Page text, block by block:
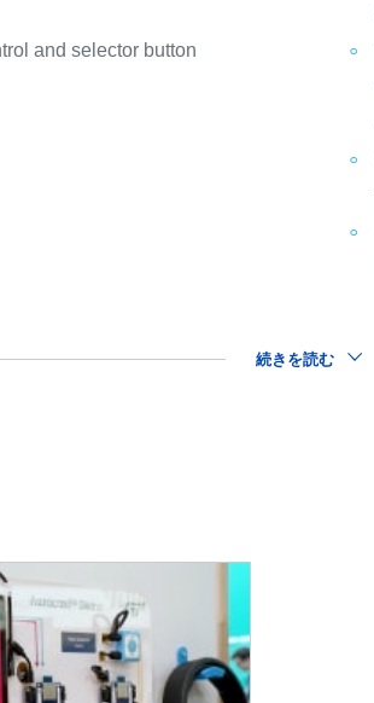
and selector button
続きを読む